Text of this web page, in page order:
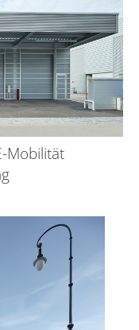
Mobilität